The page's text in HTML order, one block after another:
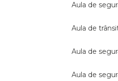
aula de
aula de
aula de
aula de